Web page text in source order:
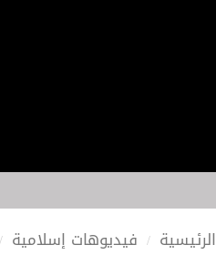
الرئيسية فيديوهات إسلامية